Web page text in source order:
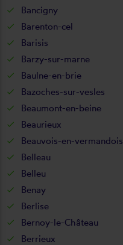
Bancigny
Barenton-cel
Barisis
Barzy-sur-marne
Baulne-en-brie
Bazoches-sur-vesles
Beaumont-en-beine
Beaurieux
Beauvois-en-vermandois
Belleau
Belleu
Benay
Berlise
Bernoy-le-Château
Berrieux